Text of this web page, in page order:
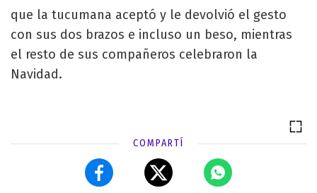
que la tucumana aceptó y le devolvió el gesto
con sus dos brazos e incluso un beso, mientras
el resto de sus compañeros celebraron la
Navidad.
COMPARTÍ